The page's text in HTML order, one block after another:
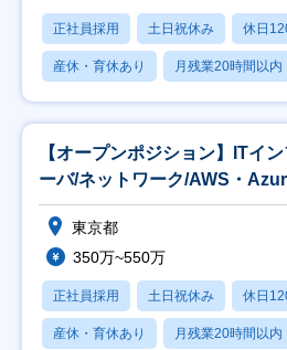
正社員採用 土日祝休み 休日
産休・育休あり 月残業20時間以内
【オープンポジション】ITイ
ーバ/ネットワーク/AWS・
東京都
350万~550万
正社員採用 土日祝休み 休日
産休・育休あり 月残業20時間以内